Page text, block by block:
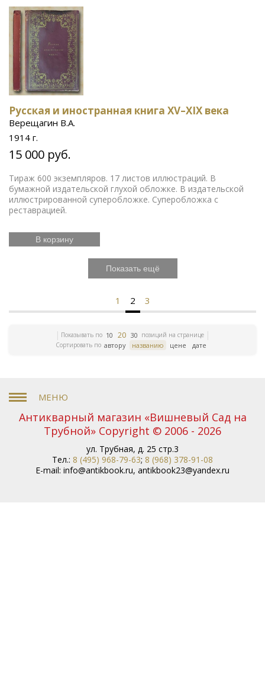
Русская и иностранная книга XV–XIX века
Верещагин В.А.
1914 г.
15 000 руб.
Тираж 600 экземпляров. 17 листов иллюстраций. В
бумажной издательской глухой обложке. В издательской
иллюстрированной суперобложке. Суперобложка с
реставрацией.
В корзину
Показать ещё
1 2 3
Показывать по 10 20 30 позиций на странице
Сортировать по автору названию цене дате
Антикварный магазин «Вишневый Сад на
Трубной» Copyright © 2006 - 2026
ул. Трубная, д. 25 стр.3
Тел.: 8 (495) 968-79-63; 8 (968) 378-91-08
E-mail: info@antikbook.ru, antikbook23@yandex.ru